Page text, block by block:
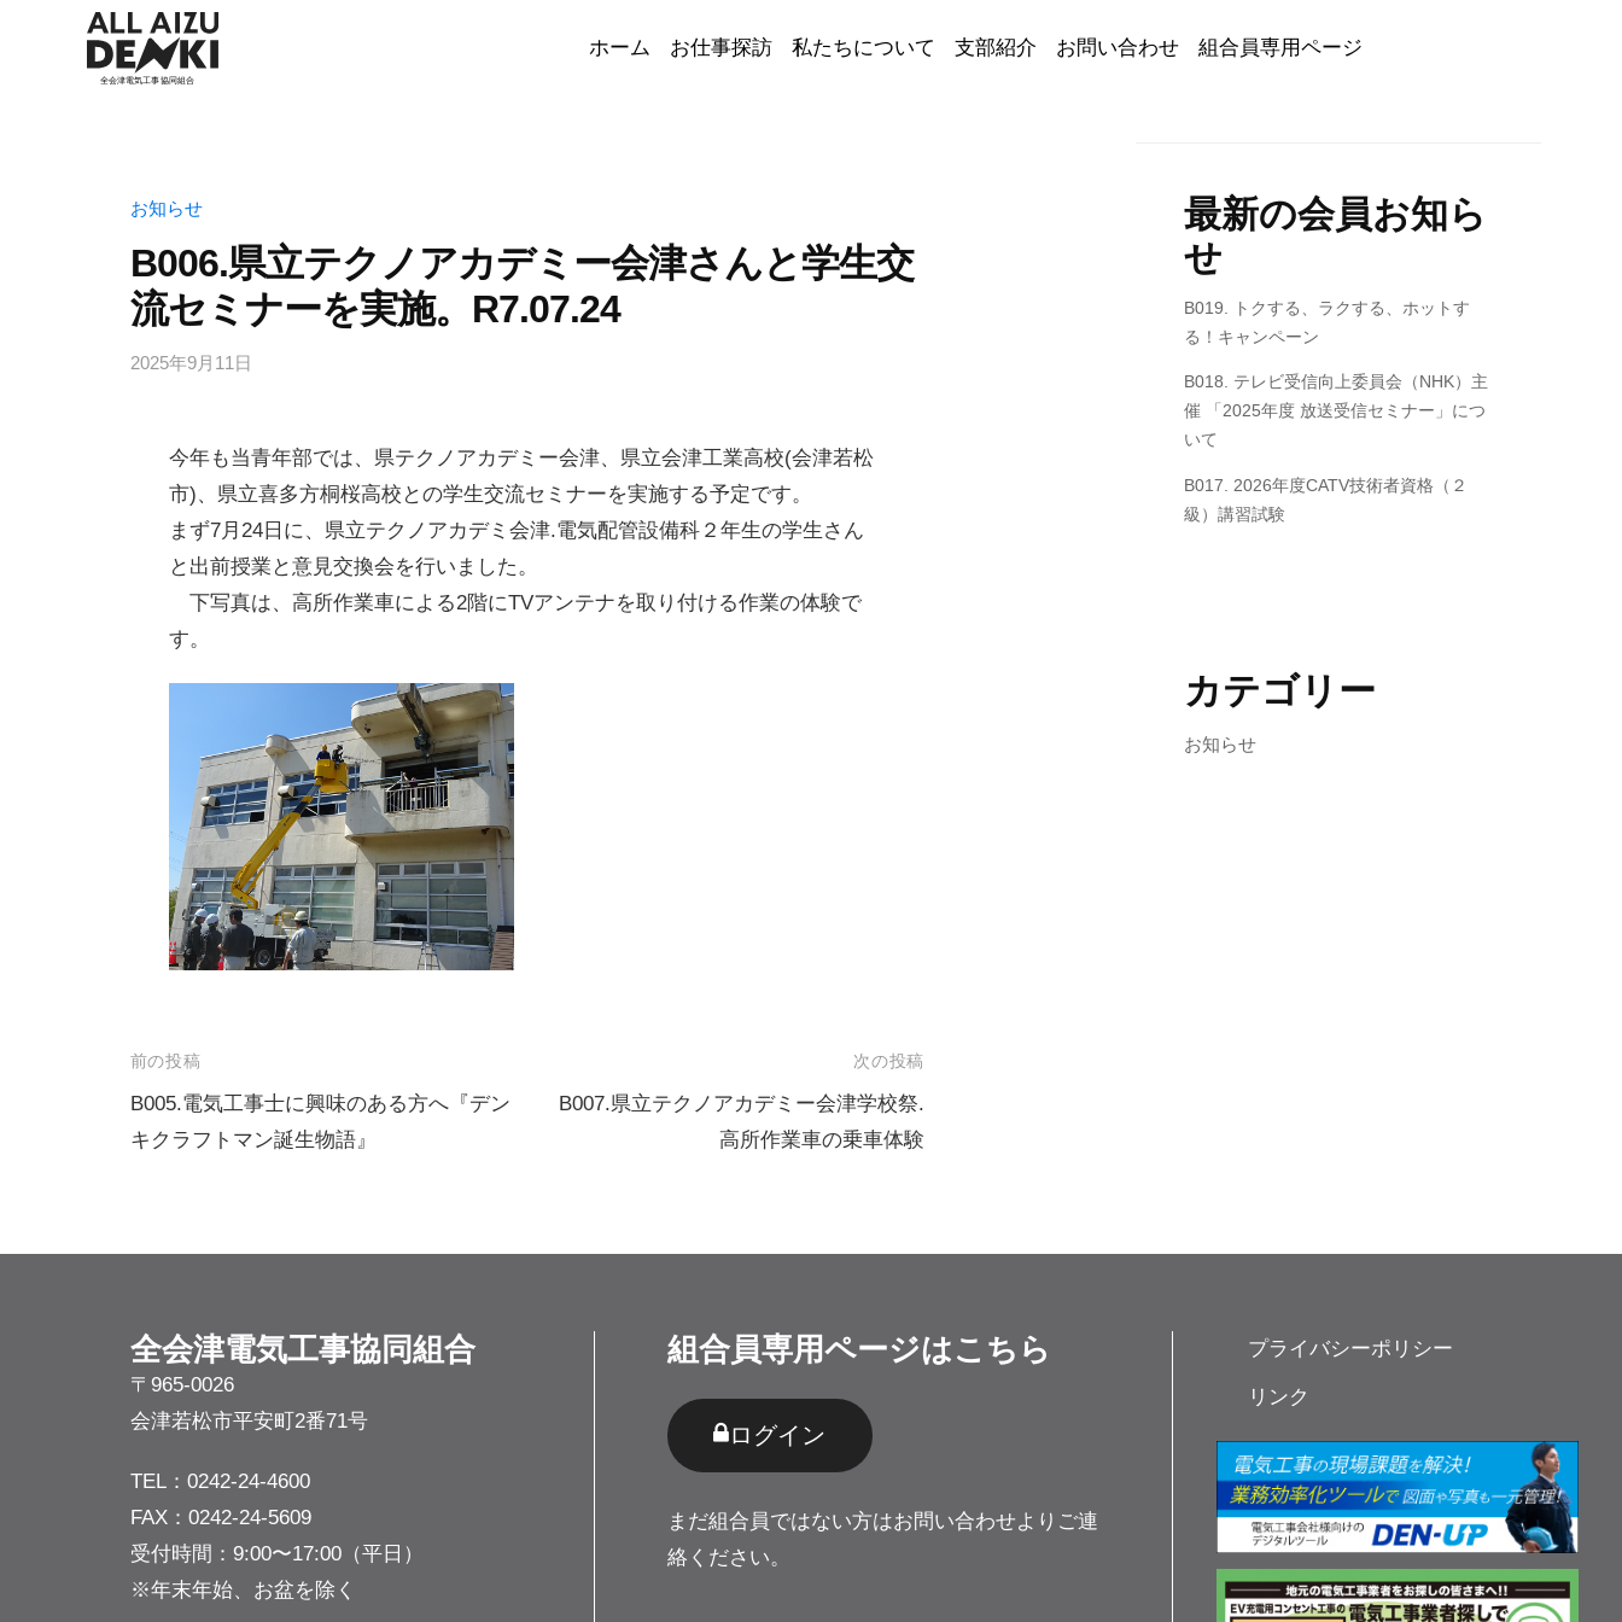
ホーム お仕事探訪 私たちについて 支部紹介 お問い合わせ 組合員専用ページ
お知らせ
B006.県立テクノアカデミー会津さんと学生交
流セミナーを実施。R7.07.24
2025年9月11日
今年も当青年部では、県テクノアカデミー会津、県立会津工業高校(会津若松
市)、県立喜多方桐桜高校との学生交流セミナーを実施する予定です。
まず7月24日に、県立テクノアカデミ会津.電気配管設備科２年生の学生さん
と出前授業と意見交換会を行いました。
下写真は、高所作業車による2階にTVアンテナを取り付ける作業の体験で
す。
投
稿
ナ
シ
ョ
ン
前の投稿
B005.電気工事士に興味のある方へ『デン
キクラフトマン誕生物語』
次の投稿
B007.県立テクノアカデミー会津学校祭.
高所作業車の乗車体験
最新の会員お知ら
せ
B019. トクする、ラクする、ホットす
る！キャンペーン
B018. テレビ受信向上委員会（NHK）主
催 「2025年度 放送受信セミナー」につ
いて
B017. 2026年度CATV技術者資格（２
級）講習試験
カテゴリー
お知らせ
全会津電気⼯事協同組合
〒965-0026
会津若松市平安町2番71号
TEL： 0242-24-4600
FAX：0242-24-5609
受付時間：9:00〜17:00（平日）
※年末年始、お盆を除く
組合員専用ページはこちら
ログイン
まだ組合員ではない⽅はお問い合わせよりご連
絡ください。
プライバシーポリシー
リンク